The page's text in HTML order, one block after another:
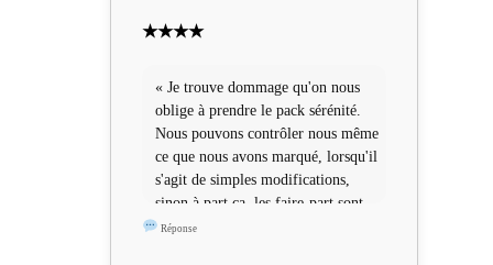
★★★★
« Je trouve dommage qu'on nous
oblige à prendre le pack sérénité.
Nous pouvons contrôler nous même
ce que nous avons marqué, lorsqu'il
s'agit de simples modifications,
sinon à part ça, les faire-part sont
sympas »
Réponse